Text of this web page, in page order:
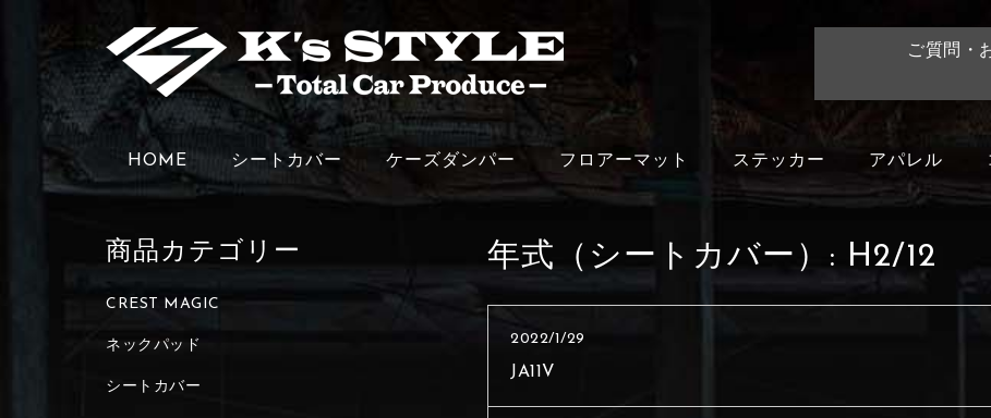
ご質問・
HOME シートカバー ケーズダンパー フロアーマット ステッカー アパレル
年式（シートカバー）: H2/12
2022/1/29
JA11V
商品カテゴリー
CREST MAGIC
ネックパッド
シートカバー